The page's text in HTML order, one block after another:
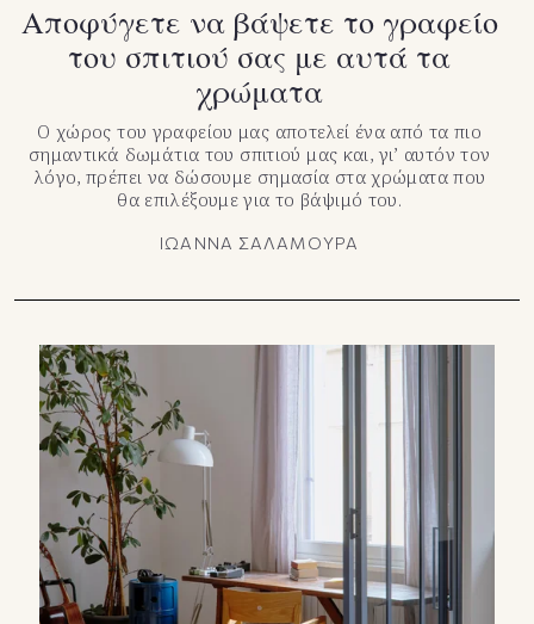
Αποφύγετε να βάψετε το γραφείο
του σπιτιού σας με αυτά τα
χρώματα
Ο χώρος του γραφείου μας αποτελεί ένα από τα πιο
σημαντικά δωμάτια του σπιτιού μας και, γι’ αυτόν τον
λόγο, πρέπει να δώσουμε σημασία στα χρώματα που
θα επιλέξουμε για το βάψιμό του.
ΙΩΑΝΝΑ ΣΑΛΑΜΟΥΡΑ